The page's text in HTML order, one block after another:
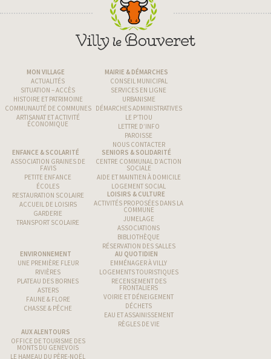
MON VILLAGE
ACTUALITÉS
SITUATION – ACCÈS
HISTOIRE ET PATRIMOINE
COMMUNAUTÉ DE COMMUNES
ARTISANAT ET ACTIVITÉ
ÉCONOMIQUE
MAIRIE & DÉMARCHES
CONSEIL MUNICIPAL
SERVICES EN LIGNE
URBANISME
DÉMARCHES ADMINISTRATIVES
LE P’TIOU
LETTRE D’INFO
PAROISSE
NOUS CONTACTER
ENFANCE & SCOLARITÉ
ASSOCIATION GRAINES DE
FAVIS
PETITE ENFANCE
ÉCOLES
RESTAURATION SCOLAIRE
ACCUEIL DE LOISIRS
GARDERIE
TRANSPORT SCOLAIRE
SENIORS & SOLIDARITÉ
CENTRE COMMUNAL D’ACTION
SOCIALE
AIDE ET MAINTIEN À DOMICILE
LOGEMENT SOCIAL
LOISIRS & CULTURE
ACTIVITÉS PROPOSÉES DANS LA
COMMUNE
JUMELAGE
ASSOCIATIONS
BIBLIOTHÈQUE
RÉSERVATION DES SALLES
ENVIRONNEMENT
UNE PREMIÈRE FLEUR
RIVIÈRES
PLATEAU DES BORNES
ASTERS
FAUNE & FLORE
CHASSE & PÊCHE
AU QUOTIDIEN
EMMÉNAGER À VILLY
LOGEMENTS TOURISTIQUES
RECENSEMENT DES
FRONTALIERS
VOIRIE ET DÉNEIGEMENT
DÉCHETS
EAU ET ASSAINISSEMENT
RÈGLES DE VIE
AUX ALENTOURS
OFFICE DE TOURISME DES
MONTS DU GENEVOIS
LE HAMEAU DU PÈRE-NOËL